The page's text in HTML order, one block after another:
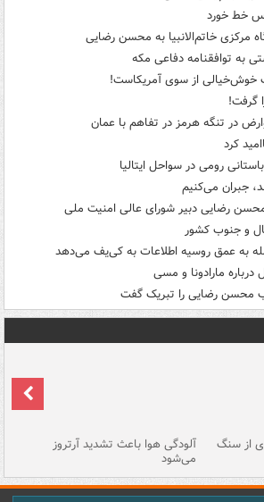
خط خورد
مرکزی خاتم‌الانبیا به محسن رضایی
به توافقنامه دفاعی مکه
خوش‌خیالی از سوی آمریکاست!
گرفت!
در تنگه هرمز در تفاهم با عمان
کرد
رومی در سواحل ایتالیا
جبران می‌کنیم
محسن رضایی دبیر شورای عالی امنیت‌ ملی
و جنوب کشور
به عمق روسیه اطلاعات به کی‌یف می‌دهد
مارادونا و مسی
محسن رضایی را تبریک گفت
از سنگ آلودگی هوا باعث تشدید آرتروز
می‌شود